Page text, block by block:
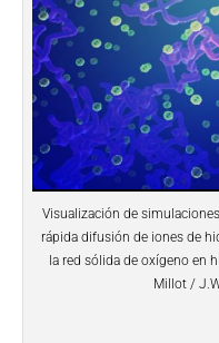
Visualización de
rápida difusión de iones de
la red sólida de oxígeno en
Millot /